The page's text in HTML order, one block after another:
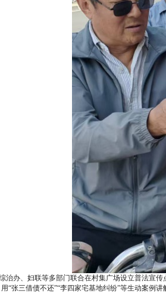
治办、妇联等多部门联合在村集广场设立普法宣
“张三借债不还”“李四家宅基地纠纷”等生动案例